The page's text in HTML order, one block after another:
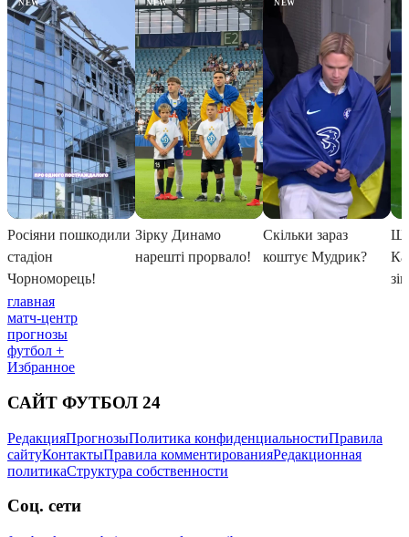
главная
матч-центр
прогнозы
футбол +
Избранное
САЙТ ФУТБОЛ 24
РедакцияПрогнозыПолитика конфиденциальностиПравила
сайтуКонтактыПравила комментированияРедакционная
политикаСтруктура собственности
Соц. сети